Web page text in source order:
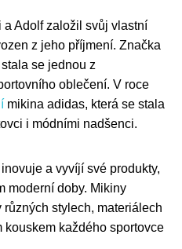
a Adolf založil svůj vlastní
z jeho příjmení. Značka
se jednou z
oblečení. V roce
mikina adidas, která se stala
i módními nadšenci.
a vyvíjí své produkty,
moderní doby. Mikiny
stylech, materiálech
každého sportovce